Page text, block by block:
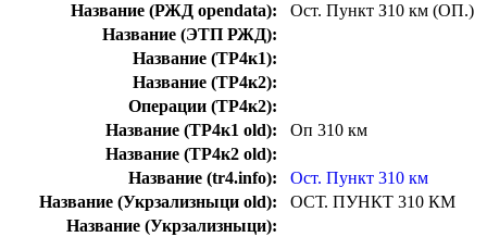
Название (РЖД opendata):
Ост. Пункт З10 км (ОП.)
Название (ЭТП РЖД):
Название (ТР4к1):
Название (ТР4к2):
Операции (ТР4к2):
Название (ТР4к1 old):
Оп 310 км
Название (ТР4к2 old):
Название (tr4.info):
Ост. Пункт 310 км
Название (Укрзализныци old):
ОСТ. ПУНКТ 310 КМ
Название (Укрзализныци):